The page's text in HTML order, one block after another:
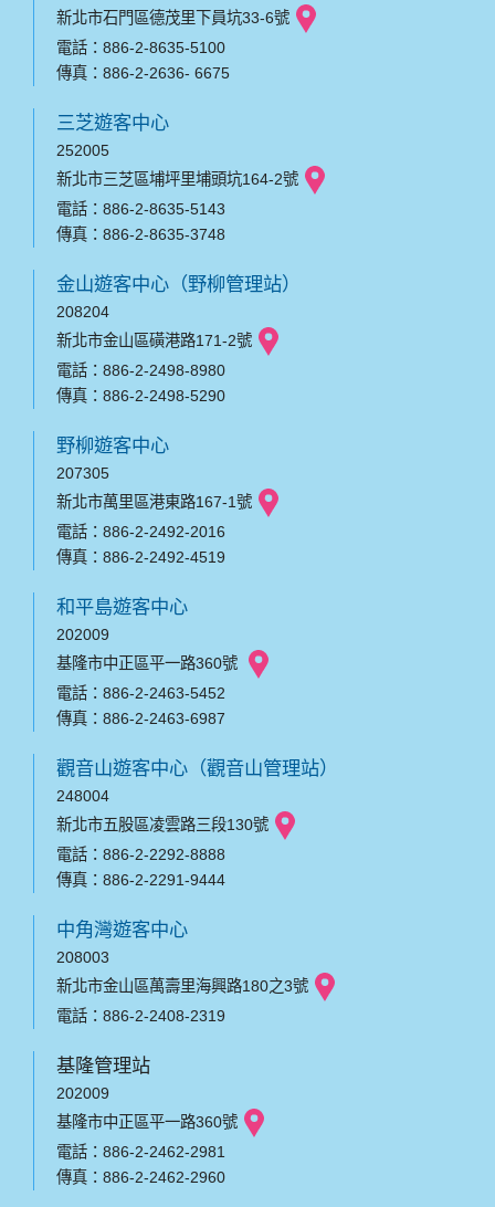
新北市石門區德茂里下員坑33-6號
電話：886-2-8635-5100
傳真：886-2-2636- 6675
三芝遊客中心
252005
新北市三芝區埔坪里埔頭坑164-2號
電話：886-2-8635-5143
傳真：886-2-8635-3748
金山遊客中心（野柳管理站）
208204
新北市金山區磺港路171-2號
電話：886-2-2498-8980
傳真：886-2-2498-5290
野柳遊客中心
207305
新北市萬里區港東路167-1號
電話：886-2-2492-2016
傳真：886-2-2492-4519
和平島遊客中心
202009
基隆市中正區平一路360號
電話：886-2-2463-5452
傳真：886-2-2463-6987
觀音山遊客中心（觀音山管理站）
248004
新北市五股區凌雲路三段130號
電話：886-2-2292-8888
傳真：886-2-2291-9444
中角灣遊客中心
208003
新北市金山區萬壽里海興路180之3號
電話：886-2-2408-2319
基隆管理站
202009
基隆市中正區平一路360號
電話：886-2-2462-2981
傳真：886-2-2462-2960